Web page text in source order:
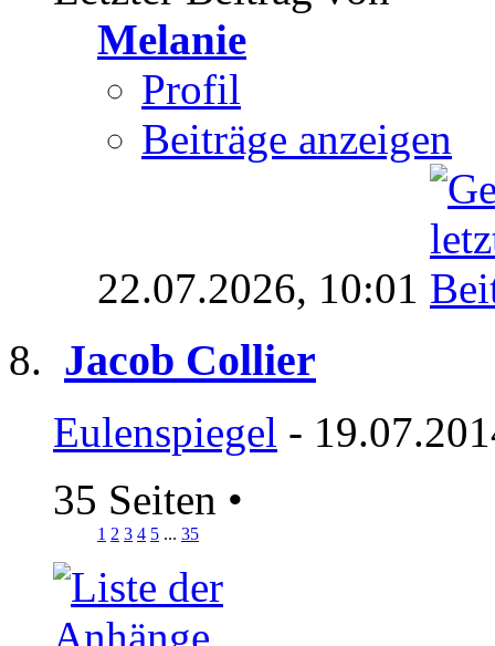
Melanie
Profil
Beiträge anzeigen
22.07.2026, 10:01
Jacob Collier
Eulenspiegel -
35 Seiten •
1 2 3 4 5 ... 35